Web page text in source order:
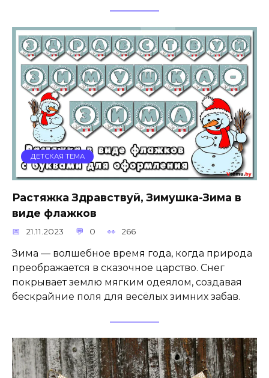
ДЕТСКАЯ ТЕМА
Растяжка Здравствуй, Зимушка-Зима в
виде флажков
21.11.2023 0 266
Зима — волшебное время года, когда природа
преображается в сказочное царство. Снег
покрывает землю мягким одеялом, создавая
бескрайние поля для весёлых зимних забав.